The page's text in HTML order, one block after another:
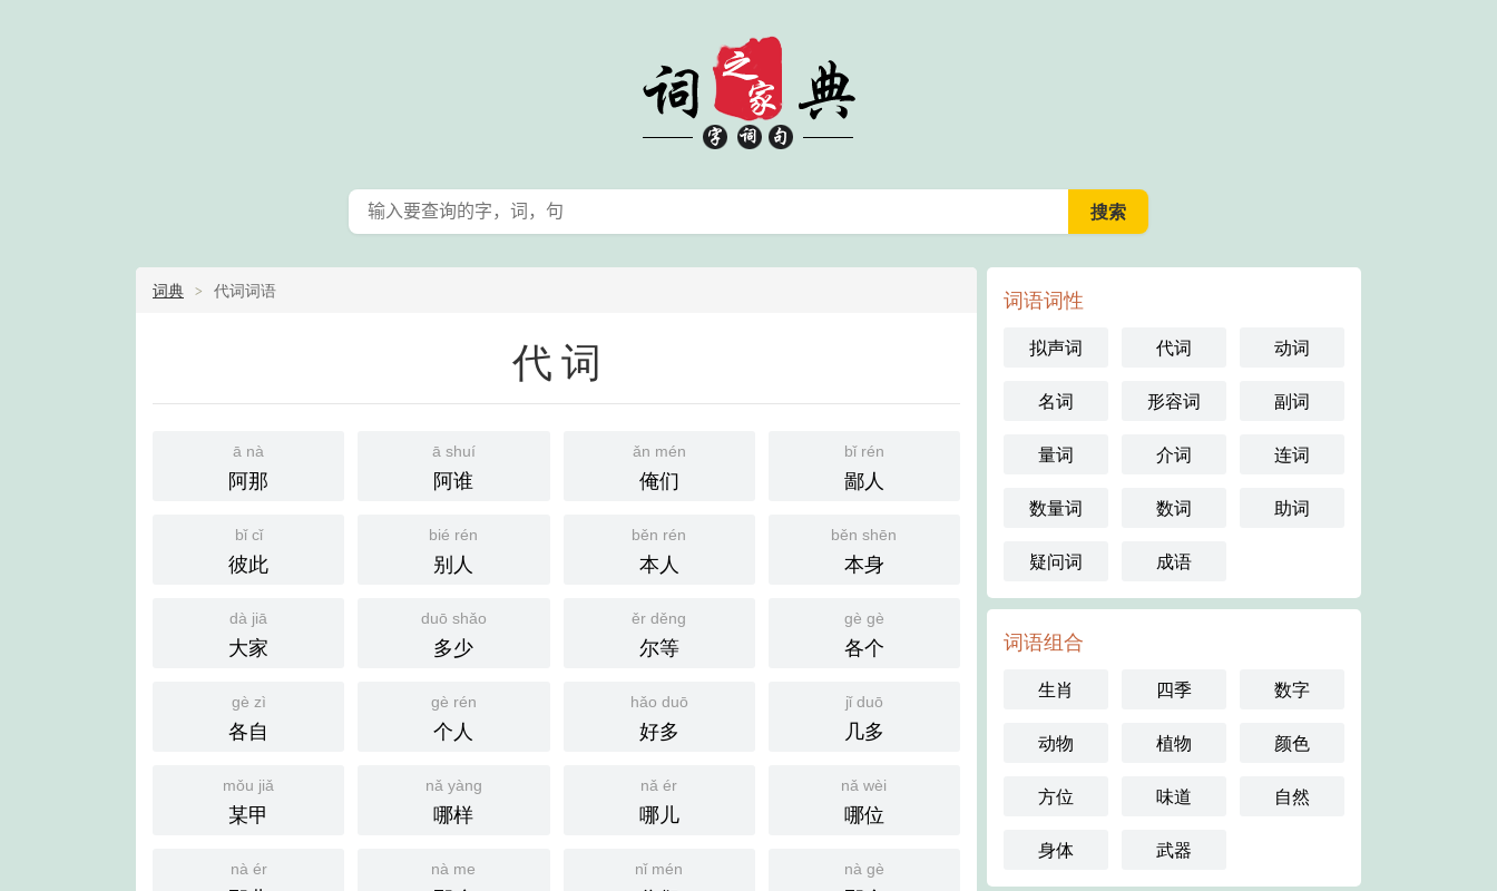
词典 代词词语
代词
ā nà
阿那
ā shuí
阿谁
ǎn mén
俺们
bǐ rén
鄙人
bǐ cǐ
彼此
bié rén
别人
běn rén
本人
běn shēn
本身
dà jiā
大家
duō shǎo
多少
ěr děng
尔等
gè gè
各个
gè zì
各自
gè rén
个人
hǎo duō
好多
jǐ duō
几多
mǒu jiǎ
某甲
nǎ yàng
哪样
nǎ ér
哪儿
nǎ wèi
哪位
nà ér nà me nǐ mén nà gè
词语词性
拟声词 代词 动词
名词 形容词 副词
量词 介词 连词
数量词 数词 助词
疑问词 成语
词语组合
生肖 四季 数字
动物 植物 颜色
方位 味道 自然
身体 武器